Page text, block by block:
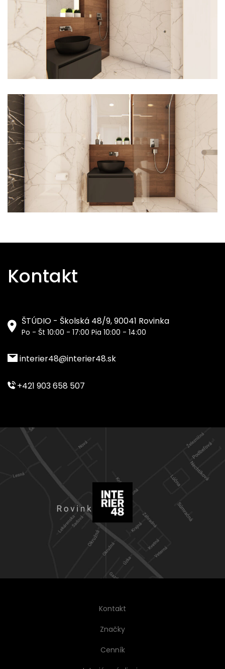
Kontakt
ŠTÚDIO - Školská 48/9, 90041 Rovinka
Po - Št 10:00 - 17:00 Pia 10:00 - 14:00
interier48@interier48.sk
+421 903 658 507
Kontakt
Značky
Cenník